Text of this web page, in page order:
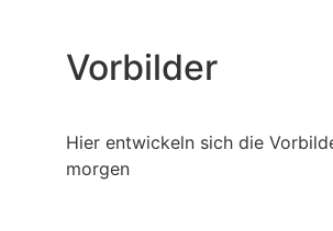
Vorbilder
Hier entwickeln sich die
morgen